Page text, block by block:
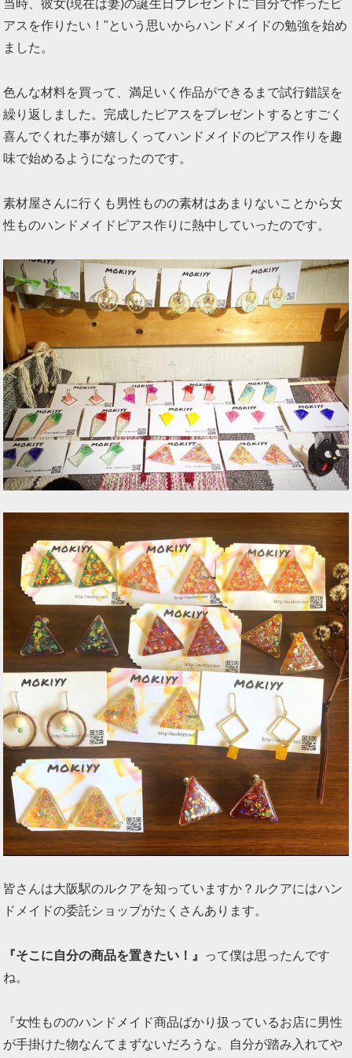
当時、彼女(現在は妻)の誕生日プレゼントに"自分で作ったピ
アスを作りたい！"という思いからハンドメイドの勉強を始め
ました。
色んな材料を買って、満足いく作品ができるまで試行錯誤を
繰り返しました。完成したピアスをプレゼントするとすごく
喜んでくれた事が嬉しくってハンドメイドのピアス作りを趣
味で始めるようになったのです。
素材屋さんに行くも男性ものの素材はあまりないことから女
性ものハンドメイドピアス作りに熱中していったのです。
皆さんは大阪駅のルクアを知っていますか？ルクアにはハン
ドメイドの委託ショップがたくさんあります。
『そこに自分の商品を置きたい！』 って僕は思ったんです
ね。
『女性もののハンドメイド商品ばかり扱っているお店に男性
が手掛けた物なんてまずないだろうな。自分が踏み入れてや